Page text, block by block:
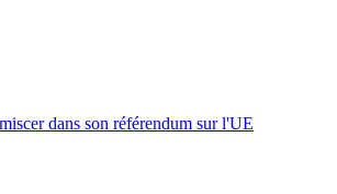
dans son référendum sur l'UE